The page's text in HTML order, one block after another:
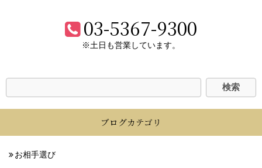
03-5367-9300
※土日も営業しています。
ブログカテゴリ
お相手選び